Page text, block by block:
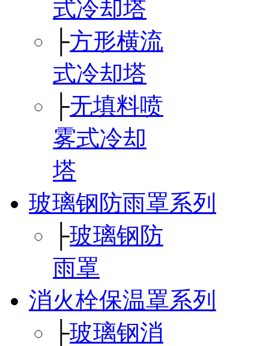
式冷却塔
├方形横流
式冷却塔
├无填料喷
雾式冷却
塔
玻璃钢防雨罩系列
├玻璃钢防
雨罩
消火栓保温罩系列
├玻璃钢消